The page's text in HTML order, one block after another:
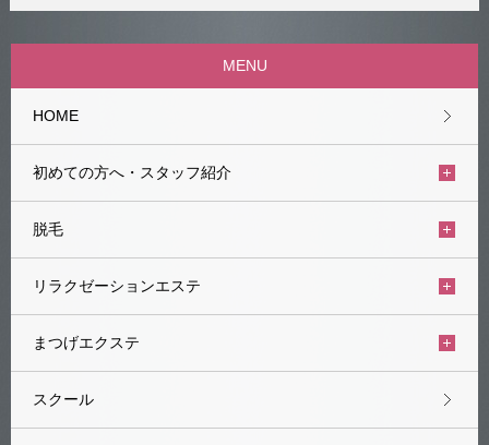
MENU
HOME
初めての方へ・スタッフ紹介
脱毛
リラクゼーションエステ
まつげエクステ
スクール